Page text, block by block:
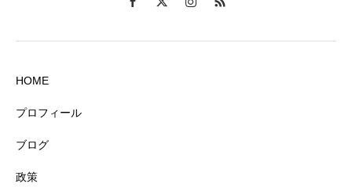
HOME
プロフィール
ブログ
政策